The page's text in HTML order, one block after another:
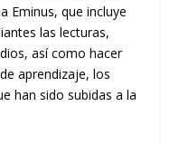
Eminus, que incluye
laslecturas,
, así comohacer
aprendizaje, los
han sido subidas a la